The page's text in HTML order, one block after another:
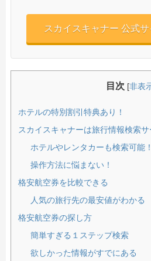
スカイスキャナー 公式
目次 [非表
ホテルの特別割引特典あり！
スカイスキャナーは旅行情報検索サ
ホテルやレンタカーも検索可能！
操作方法に悩まない！
格安航空券を比較できる
人気の旅行先の最安値がわかる
格安航空券の探し方
簡単すぎる１ステップ検索
欲しかった情報がすでにある